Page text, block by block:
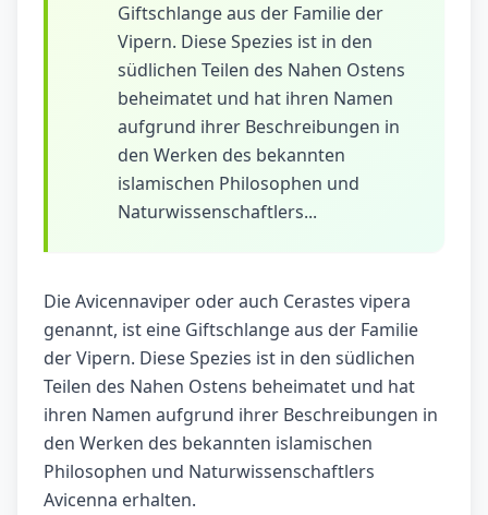
Giftschlange aus der Familie der
Vipern. Diese Spezies ist in den
südlichen Teilen des Nahen Ostens
beheimatet und hat ihren Namen
aufgrund ihrer Beschreibungen in
den Werken des bekannten
islamischen Philosophen und
Naturwissenschaftlers...
Die Avicennaviper oder auch Cerastes vipera
genannt, ist eine Giftschlange aus der Familie
der Vipern. Diese Spezies ist in den südlichen
Teilen des Nahen Ostens beheimatet und hat
ihren Namen aufgrund ihrer Beschreibungen in
den Werken des bekannten islamischen
Philosophen und Naturwissenschaftlers
Avicenna erhalten.